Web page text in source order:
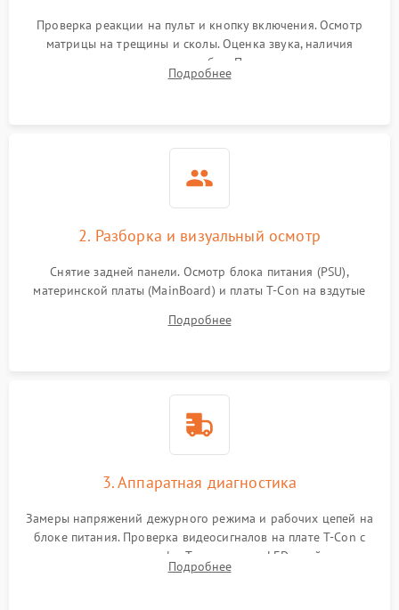
Проверка реакции на пульт и кнопку включения. Осмотр
матрицы на трещины и сколы. Оценка звука, наличия
подсветки и индикаторов ошибок. Подключение тестовых
источников сигнала для выявления симптомов поломки.
Подробнее
2. Разборка и визуальный осмотр
Снятие задней панели. Осмотр блока питания (PSU),
материнской платы (MainBoard) и платы T-Con на вздутые
Проверка надежности фиксации и целостности шлейфов.
Подробнее
3. Аппаратная диагностика
Замеры напряжений дежурного режима и рабочих цепей на
блоке питания. Проверка видеосигналов на плате T-Con с
помощью осциллографа. Тестирование LED-драйвера и
светодиодных планок подсветки мультиметром.
Подробнее